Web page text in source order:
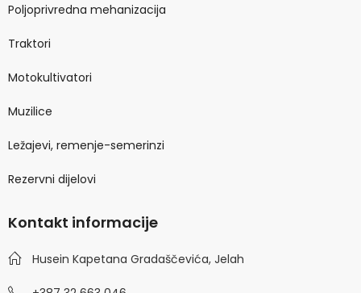
Poljoprivredna mehanizacija
Traktori
Motokultivatori
Muzilice
Ležajevi, remenje-semerinzi
Rezervni dijelovi
Kontakt informacije
Husein Kapetana Gradaščevića, Jelah